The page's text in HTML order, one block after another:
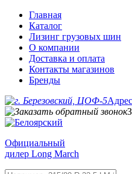
Главная
Каталог
Лизинг грузовых шин
О компании
Доставка и оплата
Контакты магазинов
Бренды
Официальный
дилер Long March